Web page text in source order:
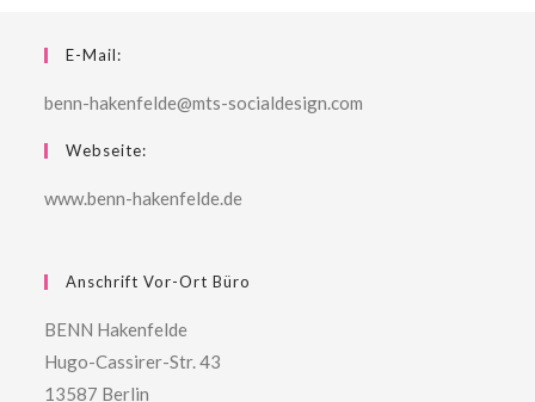
E-Mail:
benn-hakenfelde@mts-socialdesign.com
Webseite:
www.benn-hakenfelde.de
Anschrift Vor-Ort Büro
BENN Hakenfelde
Hugo-Cassirer-Str. 43
13587 Berlin